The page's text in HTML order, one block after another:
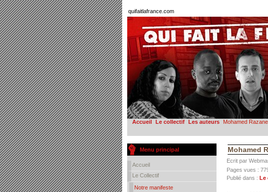
quifaitlafrance.com
Accueil Le collectif Les auteurs Mohamed Razane
Menu principal
Accueil
Le Collectif
Notre manifeste
Mohamed
Ecrit par
Pages vues :
Publié dans : Le